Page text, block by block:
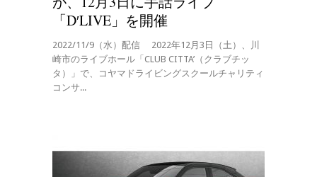
「D′LIVE」を開催
2022/11/9（水）配信 2022年12月3日（土）、川
崎市のライブホール「CLUB CITTA’（クラブチッ
タ）」で、コヤマドライビングスクールチャリティ
コンサ...